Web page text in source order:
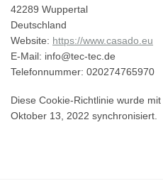
42289 Wuppertal
Deutschland
Website: https://www.casado.eu
E-Mail: info@tec-tec.de
Telefonnummer: 020274765970
Diese Cookie-Richtlinie wurde mit
Oktober 13, 2022 synchronisiert.